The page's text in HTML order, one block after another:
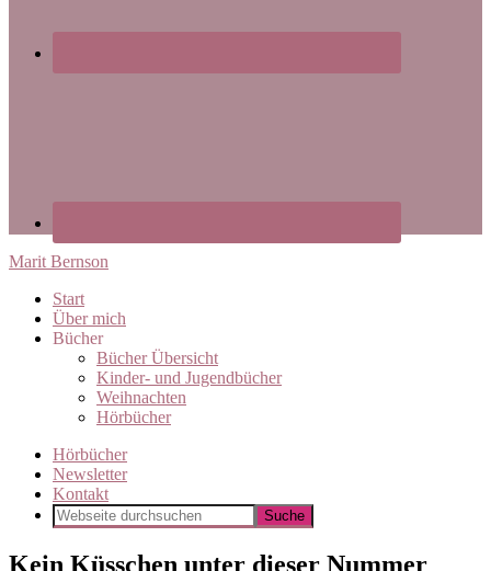
Marit Bernson
Start
Über mich
Bücher
Bücher Übersicht
Kinder- und Jugendbücher
Weihnachten
Hörbücher
Hörbücher
Newsletter
Kontakt
Kein Küsschen unter dieser Nummer